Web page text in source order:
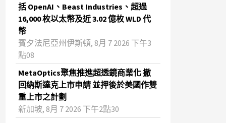
括 OpenAI、Beast Industries、超過
16,000 枚以太幣及近 3.02 億枚 WLD 代
幣
賓夕法尼亞州伊斯頓, 8月 7 2026 下午3
點08
MetaOptics聚焦推進超透鏡商業化 撤
回納斯達克上市申請 並押後於美國作雙
重上市之計劃
新加坡, 8月 7 2026 下午2點30